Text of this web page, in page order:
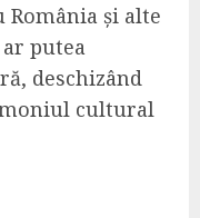
România și alte
putea
deschizând
cultural